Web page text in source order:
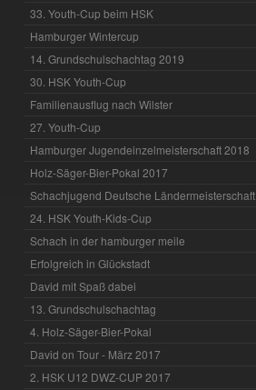
33. Youth-Cup beim HSK
Hamburger Wintercup
14. Grundschulschachtag 2019
30. HSK Youth-Cup
Familienausflug nach Wilster
27. Youth-Cup
Hamburger Jugendeinzelmeisterschaft 2018
Holz-Säger-Bier-Pokal 2017
Schachjugend Deutsche Ländermeisterschaft
24. HSK Youth-Kids-Cup
Schach in der hamburger meile
Erfolgreich in Glückstadt
David mit Spaß dabei
13. Grundschulschachtag
4. Holz-Säger-Bier-Pokal
David on Tour - März 2017
2. HSK U12 DWZ-CUP 2017